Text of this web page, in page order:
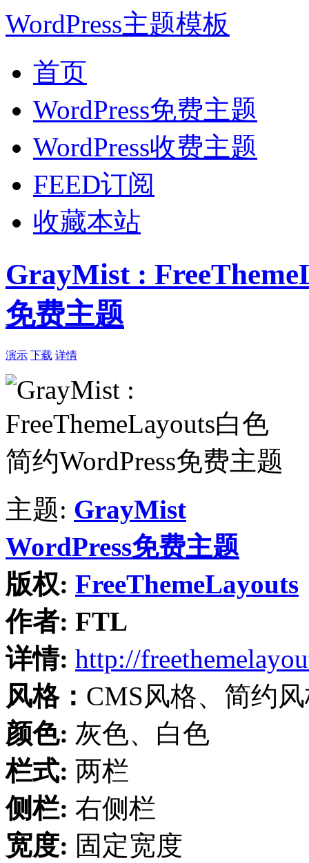
WordPress主题模板
首页
WordPress免费主题
WordPress收费主题
FEED订阅
收藏本站
GrayMist :
免费主题
演示 下载 详情
主题: GrayMist
WordPress免费主题
版权: FreeThemeLayouts
作者: FTL
详情: http://
风格： CMS风格、简约
颜色: 灰色、白色
栏式: 两栏
侧栏: 右侧栏
宽度: 固定宽度